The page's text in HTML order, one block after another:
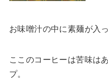
お味噌汁の中に素麺が入
ここのコーヒーは苦味は
プ。